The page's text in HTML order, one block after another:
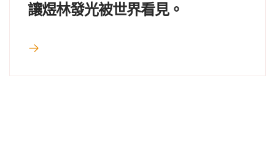
讓煜林發光被世界看見。